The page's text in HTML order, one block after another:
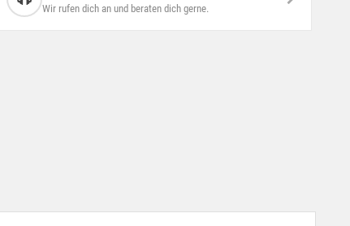
Wir rufen dich an und beraten dich gerne.